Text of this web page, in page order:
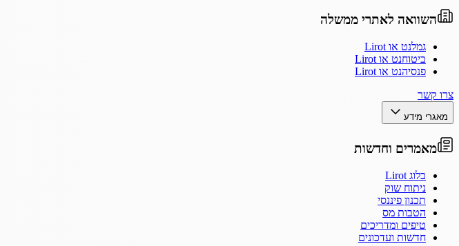
השוואה לאתרי ממשלה
גמלנט או Lirot
ביטוחנט או Lirot
פנסיהנט או Lirot
צרו קשר
מאגרי מידע
מאמרים וחדשות
בלוג Lirot
ניתוח שוק
תכנון פיננסי
הטבות מס
טיפים ומדריכים
חדשות ועדכונים